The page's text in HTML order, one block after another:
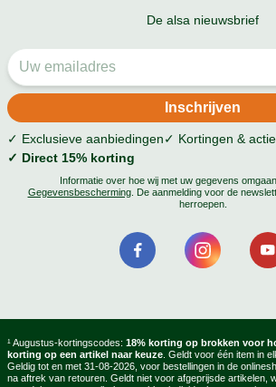
De alsa nieuwsbrief
✓ Exclusieve aanbiedingen✓ Kortingen &
✓ Direct 15% korting
Informatie over hoe wij met uw gegevens
Gegevensbescherming. De aanmelding voor de
herroepen.
¹ Augustus-kortingscodes: 18% korting op brokken voor
korting op een artikel naar keuze. Geldt voor één item in
Geldig tot en met 31-08-2026, voor bestellingen in de
na aftrek van retouren. Geldt niet voor afgeprijsde artikelen,